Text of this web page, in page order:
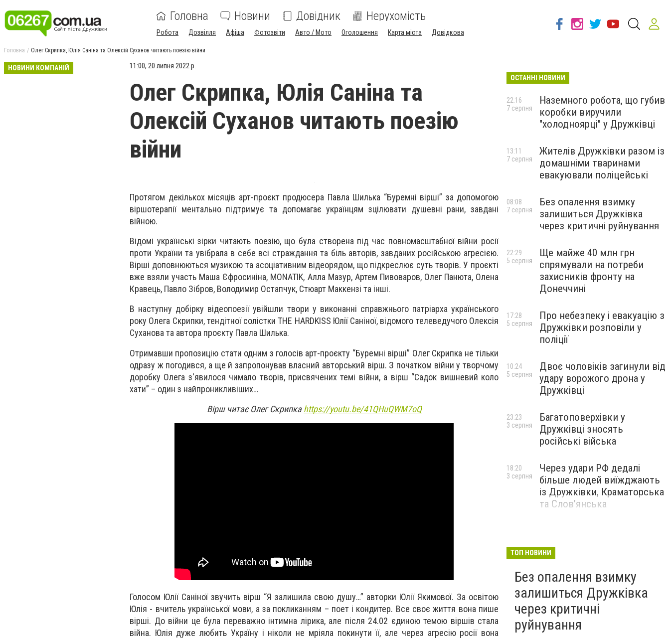
Головна Новини Довідник Нерухомість
Робота Дозвілля Афіша Фотозвіти Авто / Мото Оголошення Карта міста Довідкова
Головна Олег Скрипка, Юлія Саніна та Олексій Суханов читають поезію війни
НОВИНИ КОМПАНІЙ 11:00, 20 липня 2022 р.
Олег Скрипка, Юлія Саніна та
Олексій Суханов читають поезію
війни
Протягом декількох місяців арт-проєкт продюсера Павла Шилька “Буремні вірші” за допомогою
віршотерапії ментально підтримує та допомагає українцям зцілювати душевні рани, завдані
війною.
Відомі українські зірки читають поезію, що була створена під час повномасштабної війни росії
проти України та увібрала в себе всі страждання та біль авторів, завданих російською агресією.
Вірші доповнюються музикою та асоціативним відеорядом, що підкреслює суть творів. У проєкті
вже взяли участь Маша Єфросиніна, MONATIK, Алла Мазур, Артем Пивоваров, Олег Панюта, Олена
Кравець, Павло Зібров, Володимир Остапчук, Стюарт Маккензі та інші.
В наступну добірку відеопоезії увійшли твори у виконанні справжнього патріарха українського
року Олега Скрипки, тендітної солістки THE HARDKISS Юлії Саніної, відомого телеведучого Олексія
Суханова та автора проєкту Павла Шилька.
Отримавши пропозицію стати одним з голосів арт-проєкту “Буремні вірші” Олег Скрипка не тільки
одразу ж погодився, а ще й запропонував власний авторський вірш. З початком війни у творчому
доробку Олега з'явилося чимало творів, присвячених темі війни, а вірш “Садок вишневий коло
хати” – один з найпроникливіших…
Вірш читає Олег Скрипкаhttps://youtu.be/41QHuQWM7oQ
Голосом Юлії Саніної звучить вірш “Я залишила свою душу…” авторки Юлії Якимової. За освітою
Юлія - вчитель української мови, а за покликанням – поет і кондитер. Все своє життя вона пише
вірші. До війни це була переважно інтимна лірика, але після 24.02 єдиною темою віршів стала
війна. Юлія дуже любить Україну і ніколи не мріяла покинути її, але через агресію росії вона
ОСТАННІ НОВИНИ
Наземного робота, що губив
коробки виручили
"холодноярці" у Дружківці
22:16
7 серпня
Жителів Дружківки разом із
домашніми тваринами
евакуювали поліцейські
13:11
7 серпня
Без опалення взимку
залишиться Дружківка
через критичні руйнування
08:08
7 серпня
Ще майже 40 млн грн
спрямували на потреби
захисників фронту на
Донеччині
22:29
5 серпня
Про небезпеку і евакуацію з
Дружківки розповіли у
поліції
17:28
5 серпня
Двоє чоловіків загинули від
удару ворожого дрона у
Дружківці
10:24
5 серпня
Багатоповерхівки у
Дружківці зносять
російські війська
23:23
3 серпня
Через удари РФ дедалі
більше людей виїжджають
із Дружківки, Краматорська
та Слов’янська
18:20
3 серпня
ТОП НОВИНИ
Без опалення взимку
залишиться Дружківка
через критичні
руйнування